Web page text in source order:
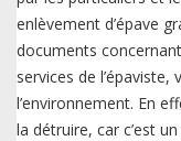
enlèvement d’épave
documents
services de
l’environnement. En
la détruire, car c’est